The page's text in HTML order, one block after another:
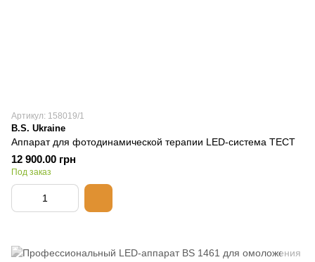
Артикул: 158019/1
B.S. Ukraine
Аппарат для фотодинамической терапии LED-система ТЕСТ
12 900.00 грн
Под заказ